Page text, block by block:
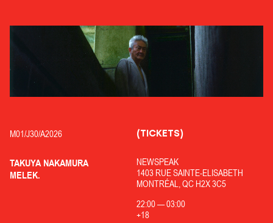
M01/J30/A2026
TAKUYA NAKAMURA
MELEK.
NEWSPEAK
1403 RUE SAINTE-ELISABETH
MONTRÉAL, QC H2X 3C5
22:00—03:00
+18
(TICKETS)